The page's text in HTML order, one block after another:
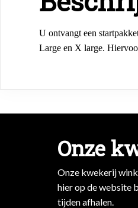
U ontvangt een
Large en X large.
Onze
Onze kwekerij
hier op de website
tijden afhalen.